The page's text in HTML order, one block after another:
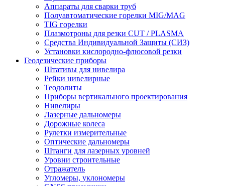
Аппараты для сварки труб
Полуавтоматические горелки MIG/MAG
TIG горелки
Плазмотроны для резки CUT / PLASMA
Средства Индивидуальной Защиты (СИЗ)
Установки кислородно-флюсовой резки
Геодезические приборы
Штативы для нивелира
Рейки нивелирные
Теодолиты
Приборы вертикального проектирования
Нивелиры
Лазерные дальномеры
Дорожные колеса
Рулетки измерительные
Оптические дальномеры
Штанги для лазерных уровней
Уровни строительные
Отражатель
Угломеры, уклономеры